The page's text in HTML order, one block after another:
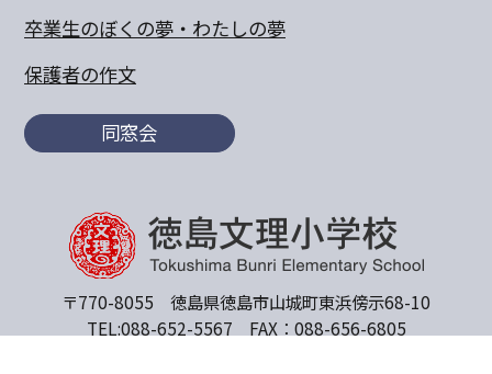
卒業生のぼくの夢・わたしの夢
保護者の作文
同窓会
〒770-8055 徳島県徳島市山城町東浜傍示68-10
TEL:088-652-5567 FAX：088-656-6805